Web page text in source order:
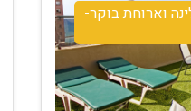
וארוחת בוקר-